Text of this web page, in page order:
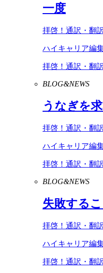
一度
拝啓！通訳・翻
ハイキャリア編
拝啓！通訳・翻
BLOG&NEWS
うなぎを
拝啓！通訳・翻
ハイキャリア編
拝啓！通訳・翻
BLOG&NEWS
失敗する
拝啓！通訳・翻
ハイキャリア編
拝啓！通訳・翻